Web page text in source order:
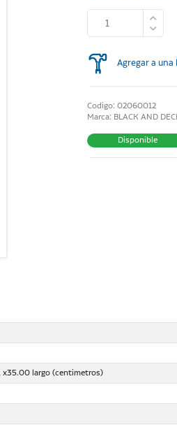
Agregar a una
Codigo: 02060012
Marca: BLACK AND
Disponible
largo (centimetros)